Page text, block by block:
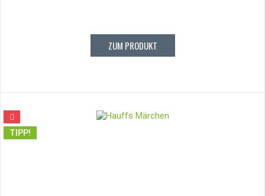
ZUM PRODUKT
TIPP!